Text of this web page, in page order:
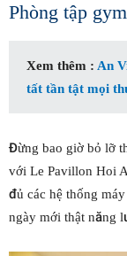
Phòng tập gym
Xem thêm : An
tất tần tật mọi
Đừng bao giờ bỏ lỡ
với Le Pavillon Hoi
đủ các hệ thống
ngày mới thật năng